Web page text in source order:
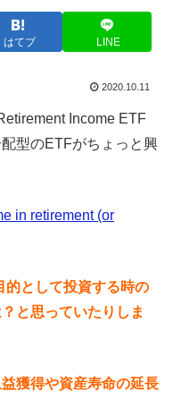
はてブ LINE
2020.10.11
Income ETF
型のETFがちょっと興
in retirement (or
的として投資する時の
と思っていたりしま
獲得や資産寿命の延長